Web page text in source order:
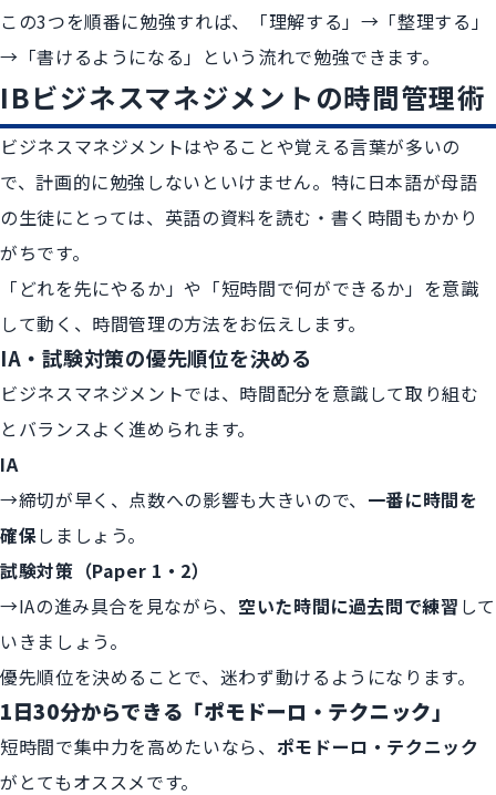
この3つを順番に勉強すれば、「理解する」→「整理する」
→「書けるようになる」という流れで勉強できます。
IBビジネスマネジメントの時間管理術
ビジネスマネジメントはやることや覚える言葉が多いの
で、計画的に勉強しないといけません。特に日本語が母語
の生徒にとっては、英語の資料を読む・書く時間もかかり
がちです。
「どれを先にやるか」や「短時間で何ができるか」を意識
して動く、時間管理の方法をお伝えします。
IA・試験対策の優先順位を決める
ビジネスマネジメントでは、時間配分を意識して取り組む
とバランスよく進められます。
IA
→締切が早く、点数への影響も大きいので、 一番に時間を
確保しましょう。
試験対策（Paper 1・2）
→IAの進み具合を見ながら、 空いた時間に過去問で練習 して
いきましょう。
優先順位を決めることで、迷わず動けるようになります。
1日30分からできる「ポモドーロ・テクニック」
短時間で集中力を高めたいなら、 ポモドーロ・テクニック
がとてもオススメです。